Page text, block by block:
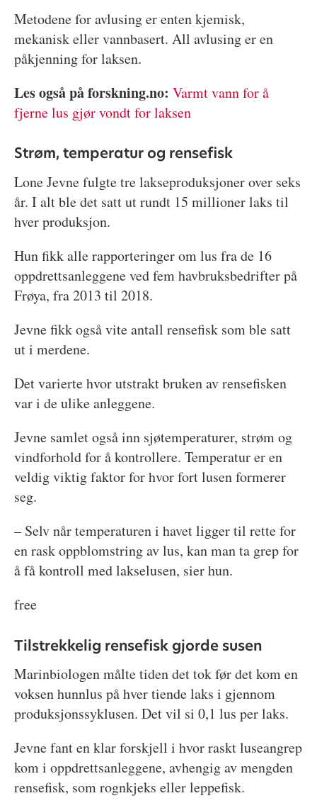
Metodene for avlusing er enten kjemisk,
mekanisk eller vannbasert. All avlusing er en
påkjenning for laksen.
Les også på forskning.no: Varmt vann for å
fjerne lus gjør vondt for laksen
Strøm, temperatur og rensefisk
Lone Jevne fulgte tre lakseproduksjoner over seks
år. I alt ble det satt ut rundt 15 millioner laks til
hver produksjon.
Hun fikk alle rapporteringer om lus fra de 16
oppdrettsanleggene ved fem havbruksbedrifter på
Frøya, fra 2013 til 2018.
Jevne fikk også vite antall rensefisk som ble satt
ut i merdene.
Det varierte hvor utstrakt bruken av rensefisken
var i de ulike anleggene.
Jevne samlet også inn sjøtemperaturer, strøm og
vindforhold for å kontrollere. Temperatur er en
veldig viktig faktor for hvor fort lusen formerer
seg.
– Selv når temperaturen i havet ligger til rette for
en rask oppblomstring av lus, kan man ta grep for
å få kontroll med lakselusen, sier hun.
free
Tilstrekkelig rensefisk gjorde susen
Marinbiologen målte tiden det tok før det kom en
voksen hunnlus på hver tiende laks i gjennom
produksjonssyklusen. Det vil si 0,1 lus per laks.
Jevne fant en klar forskjell i hvor raskt luseangrep
kom i oppdrettsanleggene, avhengig av mengden
rensefisk, som rognkjeks eller leppefisk.